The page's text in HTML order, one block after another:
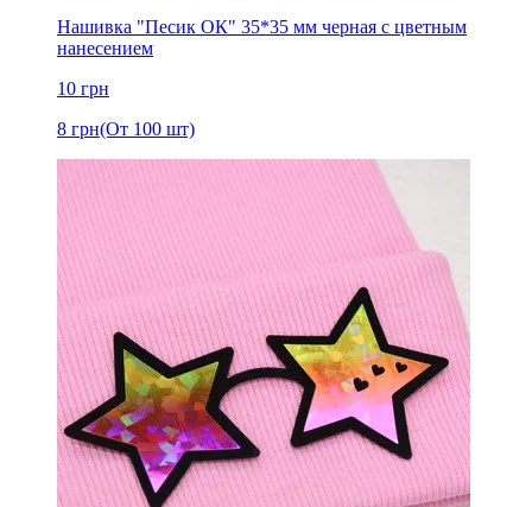
Нашивка "Песик ОК" 35*35 мм черная с цветным
нанесением
10 грн
8 грн(От 100 шт)